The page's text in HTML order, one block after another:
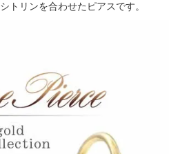
トリンを合わせたピアスです。